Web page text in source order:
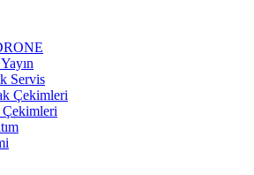
Servis
Çekimleri